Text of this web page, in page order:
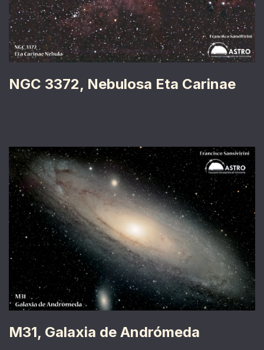
NGC 3372, Nebulosa Eta Carinae
M31, Galaxia de Andrómeda